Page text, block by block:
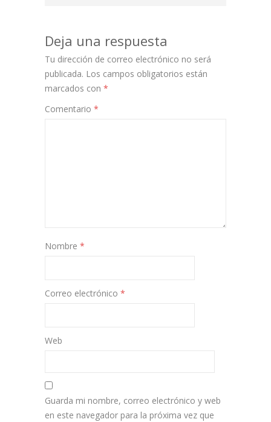
Deja una respuesta
Tu dirección de correo electrónico no será
publicada. Los campos obligatorios están
marcados con *
Comentario *
Nombre *
Correo electrónico *
Web
Guarda mi nombre, correo electrónico y web
en este navegador para la próxima vez que